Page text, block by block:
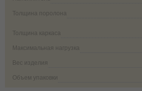
Толщина поролона
Толщина каркаса
Максимальная нагрузка
Вес изделия
Объем упаковки